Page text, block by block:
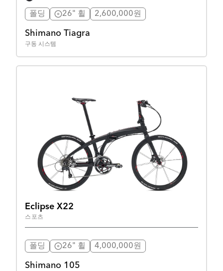
폴딩 26" 휠 2,600,000원
Shimano Tiagra
구동 시스템
Eclipse X22
스포츠
폴딩 26" 휠 4,000,000원
Shimano 105